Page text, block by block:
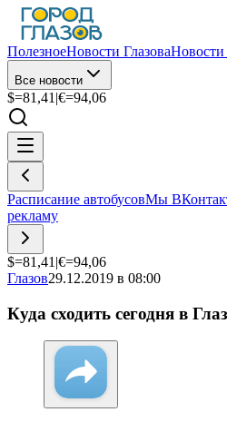
ПолезноеНовости ГлазоваНовости
Все новости
$=81,41 |€=94,06
Расписание автобусовМы
рекламу
$=81,41 |€=94,06
Глазов29.12.2019 в 08:00
Куда сходить сегодня в